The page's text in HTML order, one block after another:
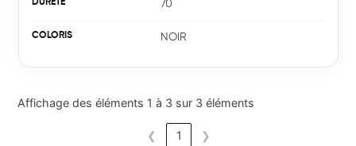
70
NOIR
Affichage des éléments 1 à 3 sur 3 éléments
❮ 1 ❯